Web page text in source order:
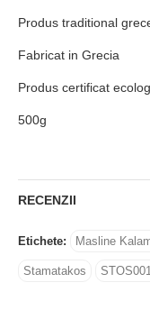
Produs traditional
Fabricat in Grecia
Produs certificat
500g
RECENZII
Etichete: Masline
Stamatakos